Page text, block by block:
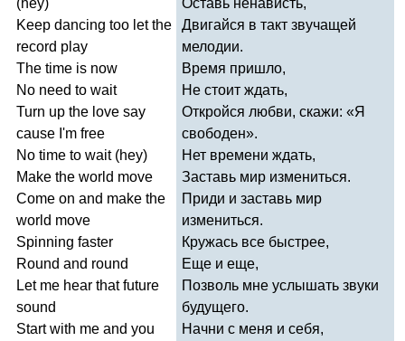
Keep dancing too let the
record play
The time is now
No need to wait
Turn up the love say
cause I'm free
No time to wait(hey)
Make the world move
Come on and make the
world move
Spinning faster
Round and round
Let me hear that future
sound
Start with me and you
Двигайся в такт звучащей
мелодии.
Время пришло,
Не стоит ждать,
Откройся любви, скажи: «Я
свободен».
Нет времени ждать,
Заставь мир измениться.
Приди и заставь мир
измениться.
Кружась все быстрее,
Еще и еще,
Позволь мне услышать звуки
будущего.
Начни с меня и себя,